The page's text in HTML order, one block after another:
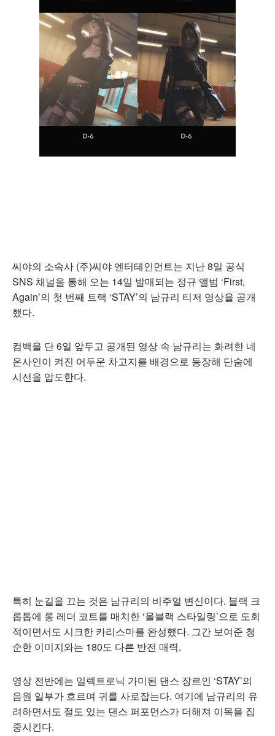
씨야의 소속사 (주)씨야 엔터테인먼트는 지난 8일 공식
SNS 채널을 통해 오는 14일 발매되는 정규 앨범 ‘First,
Again’의 첫 번째 트랙 ‘STAY’의 남규리 티저 영상을 공개
했다.
컴백을 단 6일 앞두고 공개된 영상 속 남규리는 화려한 네
온사인이 켜진 어두운 차고지를 배경으로 등장해 단숨에
시선을 압도한다.
특히 눈길을 끄는 것은 남규리의 비주얼 변신이다. 블랙 크
롭톱에 롱 레더 코트를 매치한 ‘올블랙 스타일링’으로 도회
적이면서도 시크한 카리스마를 완성했다. 그간 보여준 청
순한 이미지와는 180도 다른 반전 매력.
영상 전반에는 일렉트로닉 가미된 댄스 장르인 ‘STAY’의
음원 일부가 흐르며 귀를 사로잡는다. 여기에 남규리의 유
려하면서도 절도 있는 댄스 퍼포먼스가 더해져 이목을 집
중시킨다.